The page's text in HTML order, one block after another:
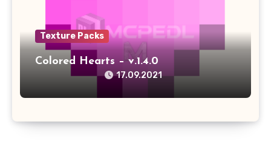
Texture Packs
Colored Hearts – v.1.4.0
17.09.2021